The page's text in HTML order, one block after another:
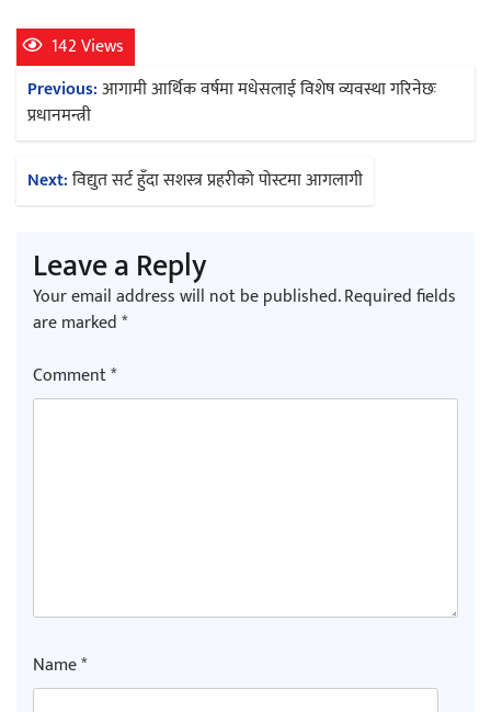
142 Views
Post
navigation
Previous:आगामी आर्थिक वर्षमा मधेसलाई विशेष व्यवस्था गरिनेछः
प्रधानमन्त्री
Next:विद्युत सर्ट हुँदा सशस्त्र प्रहरीको पोस्टमा आगलागी
Leave a Reply
Your email address will not be published.Required fields
are marked*
Comment*
Name*